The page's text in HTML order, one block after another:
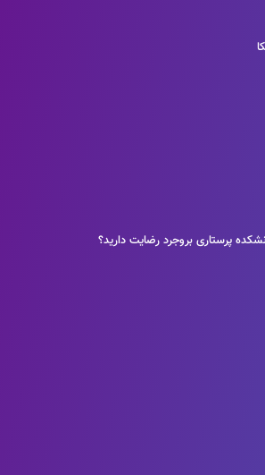
پرستاری بروجرد رضایت دارید؟